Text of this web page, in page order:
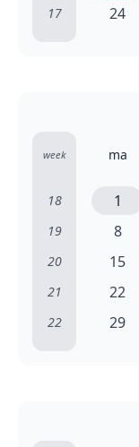
17 24
week ma
18 1
19 8
20 15
21 22
22 29